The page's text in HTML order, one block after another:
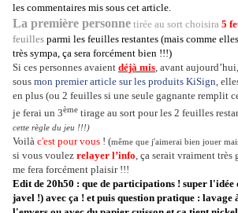
les commentaires mis sous cet article.
La première personne tirée au sort choisira 5
feuilles parmi les feuilles restantes (mais comme
très sympa, ça sera forcément bien !!!)
Si ces personnes avaient déjà mis, avant
sous mon premier article sur les produits KiSign,
en plus (ou 2 feuilles si une seule gagnante remplit
je ferai un 3ème tirage au sort pour les 2 feuilles
cette règle du jeu !!!)
Voilà c'est pour vous ! (même que j'aimerai bien jouer
si vous voulez relayer l’info , ça serait vraiment
me fera forcément plaisir !!!
Edit de 20h50 : que de participations ! super l'idée
javel !) avec ça ! et puis question pratique : lavage